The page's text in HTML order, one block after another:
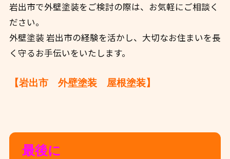
岩出市で外壁塗装をご検討の際は、お気軽にご相談く
ださい。
外壁塗装 岩出市の経験を活かし、大切なお住まいを長
く守るお手伝いをいたします。
【岩出市 外壁塗装 屋根塗装】
最後に